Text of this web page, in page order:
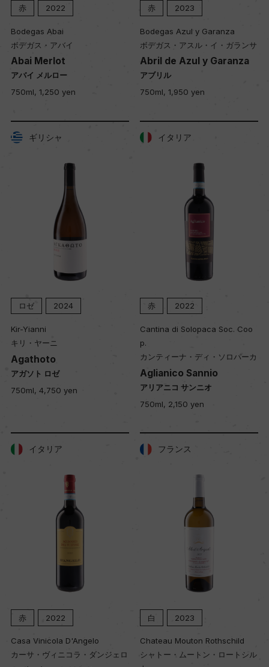
赤 2022
Bodegas Abai
ボデガス・アバイ
Abai Merlot
アバイ メルロー
750ml, 1,250 yen
赤 2023
Bodegas Azul y Garanza
ボデガス・アスル・イ・ガランサ
Abril de Azul y Garanza
アブリル
750ml, 1,950 yen
ギリシャ
ロゼ 2024
Kir-Yianni
キリ・ヤーニ
Agathoto
アガソト ロゼ
750ml, 4,750 yen
イタリア
赤 2022
Cantina di Solopaca Soc. Coo
p.
カンティーナ・ディ・ソロパーカ
Aglianico Sannio
アリアニコ サンニオ
750ml, 2,150 yen
イタリア
赤 2022
Casa Vinicola D'Angelo
カーサ・ヴィニコラ・ダンジェロ
フランス
白 2023
Chateau Mouton Rothschild
シャトー・ムートン・ロートシル